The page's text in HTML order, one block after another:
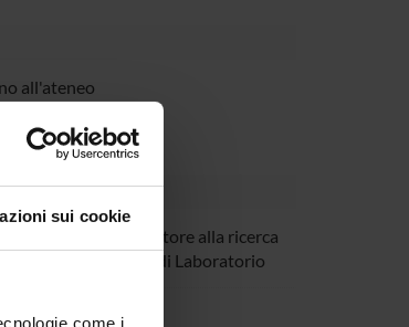
sui cookie
all'ateneo
Collaboratore alla ricerca
- Tecnico di Laboratorio